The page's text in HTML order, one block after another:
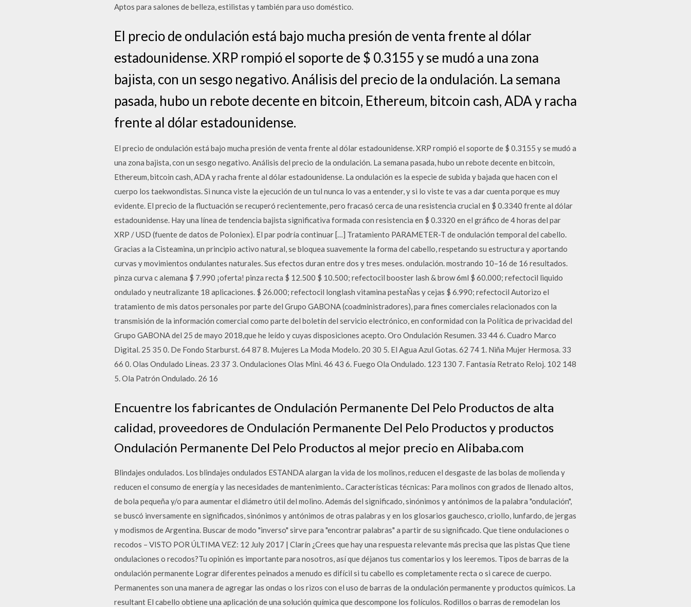
Aptos para salones de belleza, estilistas y también para uso doméstico.
El precio de ondulación está bajo mucha presión de venta frente al dólar
estadounidense. XRP rompió el soporte de $ 0.3155 y se mudó a una zona
bajista, con un sesgo negativo. Análisis del precio de la ondulación. La semana
pasada, hubo un rebote decente en bitcoin, Ethereum, bitcoin cash, ADA y racha
frente al dólar estadounidense.
El precio de ondulación está bajo mucha presión de venta frente al dólar estadounidense. XRP rompió el soporte de $ 0.3155 y se mudó a
una zona bajista, con un sesgo negativo. Análisis del precio de la ondulación. La semana pasada, hubo un rebote decente en bitcoin,
Ethereum, bitcoin cash, ADA y racha frente al dólar estadounidense. La ondulación es la especie de subida y bajada que hacen con el
cuerpo los taekwondistas. Si nunca viste la ejecución de un tul nunca lo vas a entender, y si lo viste te vas a dar cuenta porque es muy
evidente. El precio de la fluctuación se recuperó recientemente, pero fracasó cerca de una resistencia crucial en $ 0.3340 frente al dólar
estadounidense. Hay una línea de tendencia bajista significativa formada con resistencia en $ 0.3320 en el gráfico de 4 horas del par
XRP / USD (fuente de datos de Poloniex). El par podría continuar […] Tratamiento PARAMETER-T de ondulación temporal del cabello.
Gracias a la Cisteamina, un principio activo natural, se bloquea suavemente la forma del cabello, respetando su estructura y aportando
curvas y movimientos ondulantes naturales. Sus efectos duran entre dos y tres meses. ondulación. mostrando 10–16 de 16 resultados.
pinza curva c alemana $ 7.990 ¡oferta! pinza recta $ 12.500 $ 10.500; refectocil booster lash & brow 6ml $ 60.000; refectocil liquido
ondulado y neutralizante 18 aplicaciones. $ 26.000; refectocil longlash vitamina pestaÑas y cejas $ 6.990; refectocil Autorizo el
tratamiento de mis datos personales por parte del Grupo GABONA (coadministradores), para fines comerciales relacionados con la
transmisión de la información comercial como parte del boletín del servicio electrónico, en conformidad con la Política de privacidad del
Grupo GABONA del 25 de mayo 2018,que he leído y cuyas disposiciones acepto. Oro Ondulación Resumen. 33 44 6. Cuadro Marco
Digital. 25 35 0. De Fondo Starburst. 64 87 8. Mujeres La Moda Modelo. 20 30 5. El Agua Azul Gotas. 62 74 1. Niña Mujer Hermosa. 33
66 0. Olas Ondulado Líneas. 23 37 3. Ondulaciones Olas Mini. 46 43 6. Fuego Ola Ondulado. 123 130 7. Fantasía Retrato Reloj. 102 148
5. Ola Patrón Ondulado. 26 16
Encuentre los fabricantes de Ondulación Permanente Del Pelo Productos de alta
calidad, proveedores de Ondulación Permanente Del Pelo Productos y productos
Ondulación Permanente Del Pelo Productos al mejor precio en Alibaba.com
Blindajes ondulados. Los blindajes ondulados ESTANDA alargan la vida de los molinos, reducen el desgaste de las bolas de molienda y
reducen el consumo de energía y las necesidades de mantenimiento.. Características técnicas: Para molinos con grados de llenado altos,
de bola pequeña y/o para aumentar el diámetro útil del molino. Además del significado, sinónimos y antónimos de la palabra "ondulación",
se buscó inversamente en significados, sinónimos y antónimos de otras palabras y en los glosarios gauchesco, criollo, lunfardo, de jergas
y modismos de Argentina. Buscar de modo "inverso" sirve para "encontrar palabras" a partir de su significado. Que tiene ondulaciones o
recodos – VISTO POR ÚLTIMA VEZ: 12 July 2017 | Clarín ¿Crees que hay una respuesta relevante más precisa que las pistas Que tiene
ondulaciones o recodos?Tu opinión es importante para nosotros, así que déjanos tus comentarios y los leeremos. Tipos de barras de la
ondulación permanente Lograr diferentes peinados a menudo es difícil si tu cabello es completamente recta o si carece de cuerpo.
Permanentes son una manera de agregar las ondas o los rizos con el uso de barras de la ondulación permanente y productos químicos. La
resultant El cabello obtiene una aplicación de una solución química que descompone los folículos. Rodillos o barras de remodelan los